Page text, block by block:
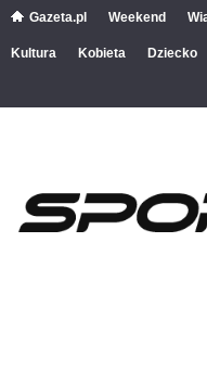
Gazeta.pl Weekend
Kultura Kobieta Dziecko